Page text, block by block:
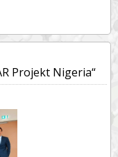
Projekt Nigeria“